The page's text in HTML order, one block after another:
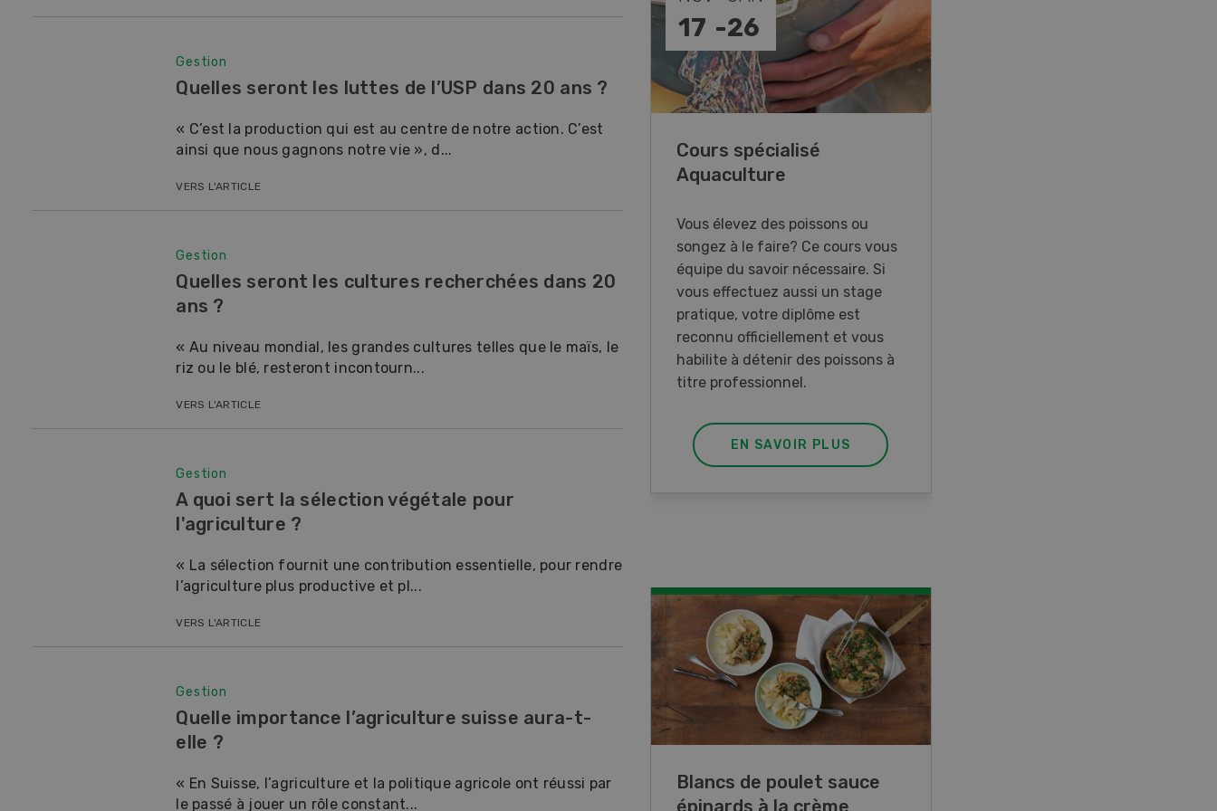
Gestion
Quelles seront les luttes de l’USP dans 20 ans ?
« C’est la production qui est au centre de notre action. C’est
ainsi que nous gagnons notre vie », d...
VERS L'ARTICLE
Gestion
Quelles seront les cultures recherchées dans 20
ans ?
« Au niveau mondial, les grandes cultures telles que le maïs, le
riz ou le blé, resteront incontourn...
VERS L'ARTICLE
Gestion
A quoi sert la sélection végétale pour
l'agriculture ?
« La sélection fournit une contribution essentielle, pour rendre
l’agriculture plus productive et pl...
VERS L'ARTICLE
Gestion
Quelle importance l’agriculture suisse aura-t-
elle ?
« En Suisse, l’agriculture et la politique agricole ont réussi par
le passé à jouer un rôle constant...
10 -11
Demo Days 2026
invite aux DemoDays 2026 à
Wiedlisbach pour des
démonstrations en direct et la
première suisse du nouveau
porteur à 8 roues.
EN SAVOIR PLUS
Galettes de lupin